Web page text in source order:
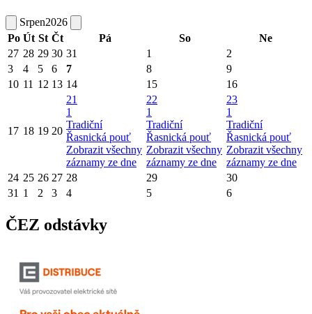
Srpen2026
Po Út St Čt Pá So
Ne
27 28 29 30 31 1
2
3
4 5 6 7 8
9
10 11 12 13 14 15 16
17 18 19 20
21
1
Tradiční
Řasnická pouť
Zobrazit všechny
záznamy ze dne
22
1
Tradiční
Řasnická pouť
Zobrazit všechny
záznamy ze dne
23
1
Tradiční
Řasnická pouť
Zobrazit všechny
záznamy ze dne
24 25 26 27 28 29
30
31 1 2 3 4 5 6
ČEZ odstávky